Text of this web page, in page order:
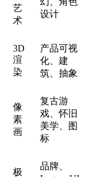
艺
术
设计
3D
渲
染
产品可视
化、建
筑、抽象
像
素
画
复古游
戏、怀旧
美学、图
标
极
品牌、